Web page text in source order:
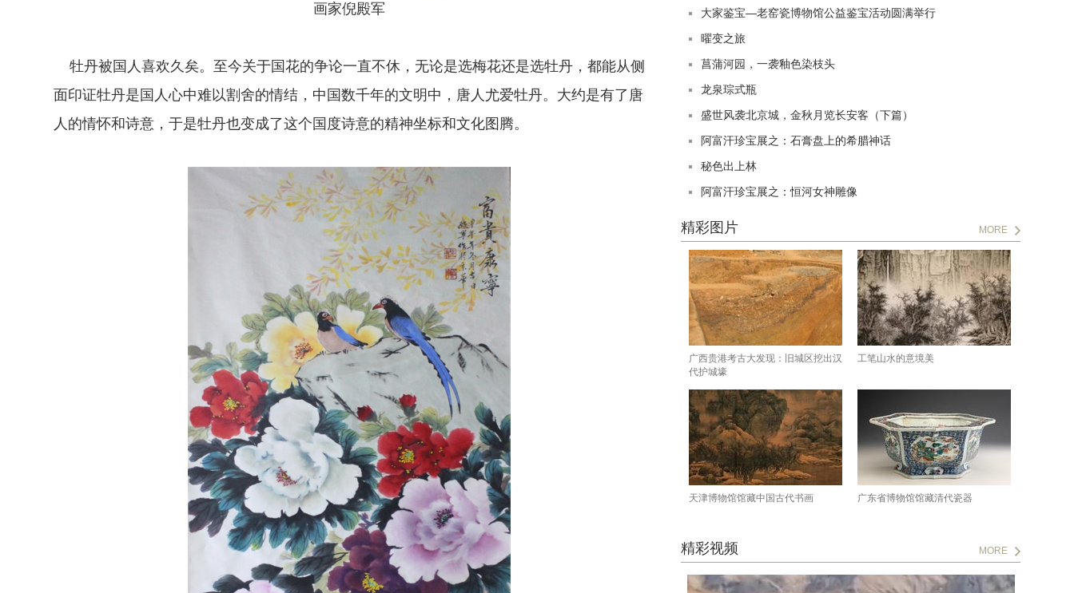
画家倪殿军
牡丹被国人喜欢久矣。至今关于国花的争论一直不休，无论是选梅花还是选牡丹，都能从侧
面印证牡丹是国人心中难以割舍的情结，中国数千年的文明中，唐人尤爱牡丹。大约是有了唐
人的情怀和诗意，于是牡丹也变成了这个国度诗意的精神坐标和文化图腾。
大家鉴宝—老窑瓷博物馆公益鉴宝活动圆满举行
曜变之旅
菖蒲河园，一袭釉色染枝头
龙泉琮式瓶
盛世风袭北京城，金秋月览长安客（下篇）
阿富汗珍宝展之：石膏盘上的希腊神话
秘色出上林
阿富汗珍宝展之：恒河女神雕像
精彩图片 MORE
广西贵港考古大发现：旧城区挖出汉
代护城壕
工笔山水的意境美
天津博物馆馆藏中国古代书画 广东省博物馆馆藏清代瓷器
精彩视频 MORE